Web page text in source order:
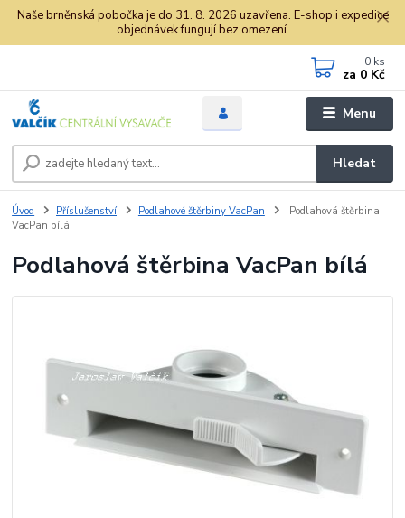
Naše brněnská pobočka je do 31. 8. 2026 uzavřena. E-shop i expedice
objednávek fungují bez omezení.
Menu
Hledat
0 ks
za 0 Kč
Úvod Příslušenství Podlahové štěrbiny VacPan
Podlahová štěrbina
VacPan bílá
Podlahová štěrbina VacPan bílá